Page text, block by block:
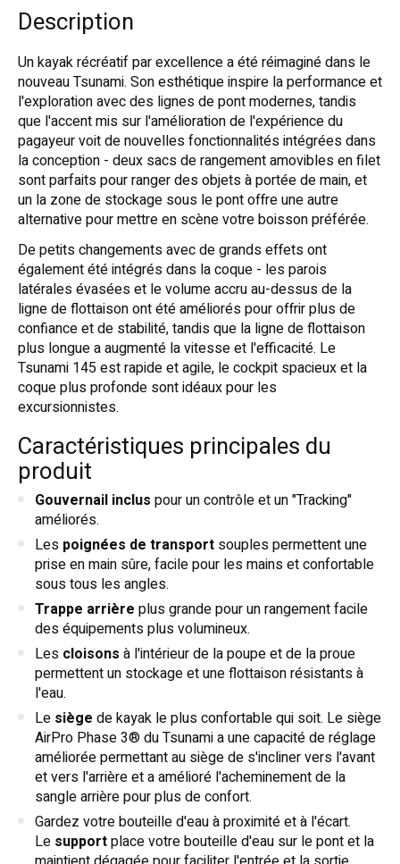
Description
Un kayak récréatif par excellence a été réimaginé dans le
nouveau Tsunami. Son esthétique inspire la performance et
l'exploration avec des lignes de pont modernes, tandis
que l'accent mis sur l'amélioration de l'expérience du
pagayeur voit de nouvelles fonctionnalités intégrées dans
la conception - deux sacs de rangement amovibles en filet
sont parfaits pour ranger des objets à portée de main, et
un la zone de stockage sous le pont offre une autre
alternative pour mettre en scène votre boisson préférée.
De petits changements avec de grands effets ont
également été intégrés dans la coque - les parois
latérales évasées et le volume accru au-dessus de la
ligne de flottaison ont été améliorés pour offrir plus de
confiance et de stabilité, tandis que la ligne de flottaison
plus longue a augmenté la vitesse et l'efficacité. Le
Tsunami 145 est rapide et agile, le cockpit spacieux et la
coque plus profonde sont idéaux pour les
excursionnistes.
Caractéristiques principales du
produit
Gouvernail inclus pour un contrôle et un "Tracking"
améliorés.
Les poignées de transport souples permettent une
prise en main sûre, facile pour les mains et confortable
sous tous les angles.
Trappe arrière plus grande pour un rangement facile
des équipements plus volumineux.
Les cloisons à l'intérieur de la poupe et de la proue
permettent un stockage et une flottaison résistants à
l'eau.
Le siège de kayak le plus confortable qui soit. Le siège
AirPro Phase 3® du Tsunami a une capacité de réglage
améliorée permettant au siège de s'incliner vers l'avant
et vers l'arrière et a amélioré l'acheminement de la
sangle arrière pour plus de confort.
Gardez votre bouteille d'eau à proximité et à l'écart.
Le supportplace votre bouteille d'eau sur le pont et la